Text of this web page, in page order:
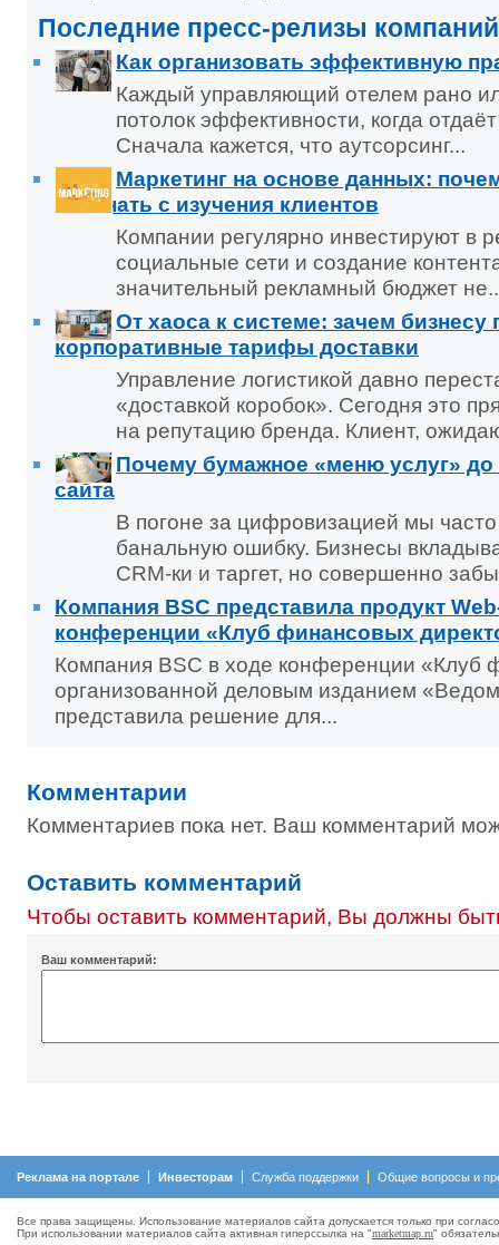
Последние пресс-релизы компаний
Как организовать эффективную
Каждый управляющий отелем рано
потолок эффективности, когда
Сначала кажется, что аутсорсинг...
Маркетинг на основе данных:
начинать с изучения клиентов
Компании регулярно инвестируют в
социальные сети и создание
значительный рекламный бюджет
От хаоса к системе: зачем бизнесу
корпоративные тарифы доставки
Управление логистикой давно
«доставкой коробок». Сегодня это
на репутацию бренда. Клиент,
Почему бумажное «меню услуг»
сайта
В погоне за цифровизацией мы
банальную ошибку. Бизнесы
CRM-ки и таргет, но совершенно
Компания BSC представила продукт
конференции «Клуб финансовых
Компания BSC в ходе конференции «Клуб
организованной деловым изданием
представила решение для...
Комментарии
Комментариев пока нет. Ваш комментарий
Оставить комментарий
Чтобы оставить комментарий, Вы должны
Ваш комментарий:
Реклама на портале Инвесторам Служба поддержки Общие вопросы и
Все права защищены. Использование материалов сайта допускается только при
При использовании материалов сайта активная гиперсcылка на "marketmap.ru"